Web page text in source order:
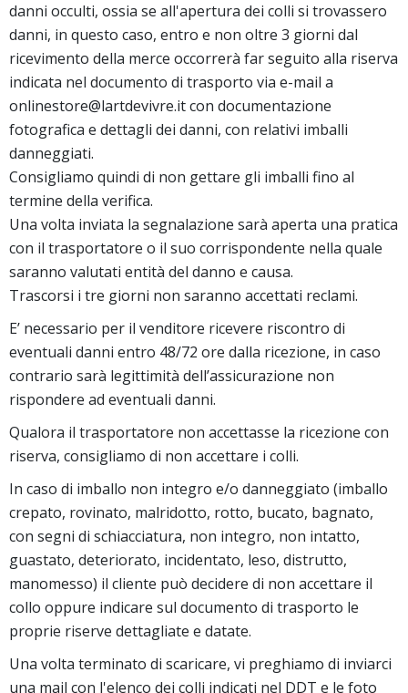
danni occulti, ossia se all'apertura dei colli si trovassero
danni, in questo caso, entro e non oltre 3 giorni dal
ricevimento della merce occorrerà far seguito alla riserva
indicata nel documento di trasporto via e-mail a
onlinestore@lartdevivre.it con documentazione
fotografica e dettagli dei danni, con relativi imballi
danneggiati.
Consigliamo quindi di non gettare gli imballi fino al
termine della verifica.
Una volta inviata la segnalazione sarà aperta una pratica
con il trasportatore o il suo corrispondente nella quale
saranno valutati entità del danno e causa.
Trascorsi i tre giorni non saranno accettati reclami.
E’ necessario per il venditore ricevere riscontro di
eventuali danni entro 48/72 ore dalla ricezione, in caso
contrario sarà legittimità dell’assicurazione non
rispondere ad eventuali danni.
Qualora il trasportatore non accettasse la ricezione con
riserva, consigliamo di non accettare i colli.
In caso di imballo non integro e/o danneggiato (imballo
crepato, rovinato, malridotto, rotto, bucato, bagnato,
con segni di schiacciatura, non integro, non intatto,
guastato, deteriorato, incidentato, leso, distrutto,
manomesso) il cliente può decidere di non accettare il
collo oppure indicare sul documento di trasporto le
proprie riserve dettagliate e datate.
Una volta terminato di scaricare, vi preghiamo di inviarci
una mail con l'elenco dei colli indicati nel DDT e le foto